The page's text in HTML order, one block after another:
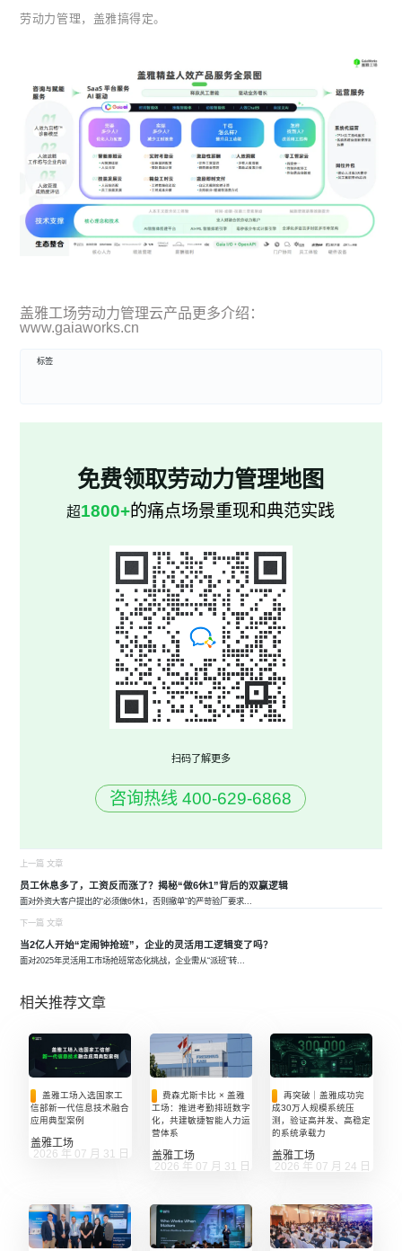
劳动力管理，盖雅搞得定。
盖雅工场劳动力管理云产品更多介绍：
www.gaiaworks.cn
标签
免费领取劳动力管理地图
超1800+的痛点场景重现和典范实践
扫码了解更多
咨询热线 400-629-6868
上一篇 文章
员工休息多了，工资反而涨了？揭秘“做6休1”背后的双赢逻辑
面对外资大客户提出的“必须做6休1，否则撤单”的严苛验厂要求
下一篇 文章
当2亿人开始“定闹钟抢班”，企业的灵活用工逻辑变了吗？
面对2025年灵活用工市场抢班常态化挑战，企业需从“派班”转...
相关推荐文章
盖雅工场入选国家工
信部新一代信息技术融合
应用典型案例
盖雅工场
2026 年 07 月 31 日
费森尤斯卡比 × 盖雅
工场：推进考勤排班数字
化，共建敏捷智能人力运
营体系
盖雅工场
2026 年 07 月 31 日
再突破｜盖雅成功完
成30万人规模系统压
测，验证高并发、高稳定
的系统承载力
盖雅工场
2026 年 07 月 24 日